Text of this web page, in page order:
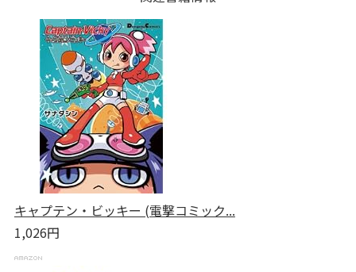
キャプテン・ビッキー (電撃コミック...
1,026円